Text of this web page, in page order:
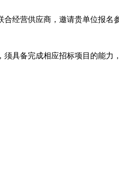
经营供应商，邀请贵单位报名
具备完成相应招标项目的能